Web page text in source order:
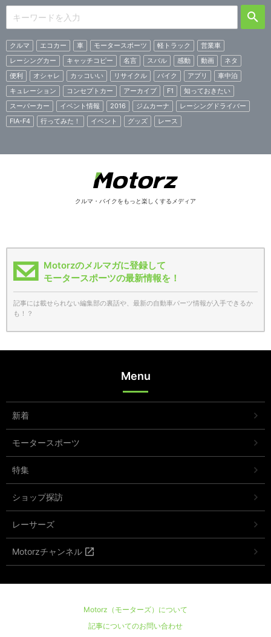
クルマ エコカー 車 モータースポーツ 軽トラック
営業車
レーシングカー
キャッチコピー 名言 スバル 感動 動画
ネタ
便利
オシャレ カッコいい リサイクル バイク アプリ
車中泊
キュレーション
コンセプトカー アーカイブ F1
知っておきたい
スーパーカー
イベント情報 2016 ジムカーナ
レーシングドライバー
FIA-F4
行ってみた！ イベント グッズ レース
クルマ・バイクをもっと楽しくするメディア
Motorzのメルマガに登録して
モータースポーツの最新情報を！
記事には載せられない編集部の裏話や、最新の自動車パーツ情報が入手できるか
も！？
Menu
新着
モータースポーツ
特集
ショップ探訪
レーサーズ
Motorzチャンネル
Motorz（モーターズ）について
記事についてのお問い合わせ